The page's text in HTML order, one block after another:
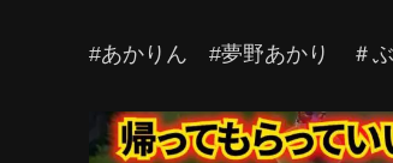
#あかりん #夢野あかり ＃